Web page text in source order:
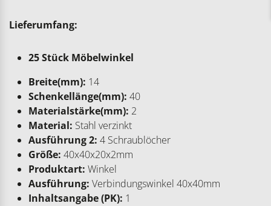
Lieferumfang:
25 Stück Möbelwinkel
Breite(mm): 14
Schenkellänge(mm): 40
Materialstärke(mm): 2
Material: Stahl verzinkt
Ausführung 2: 4 Schraublöcher
Größe: 40x40x20x2mm
Produktart: Winkel
Ausführung: Verbindungswinkel 40x40mm
Inhaltsangabe (PK): 1